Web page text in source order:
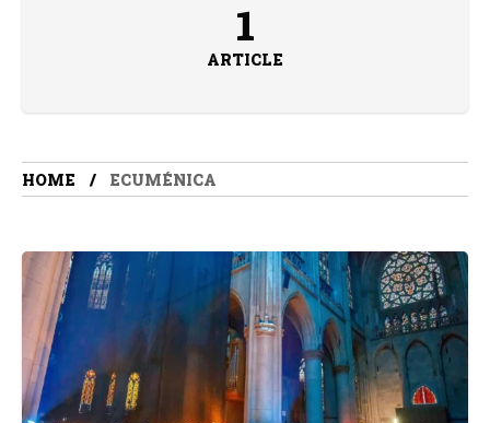
1
ARTICLE
HOME ECUMÉNICA